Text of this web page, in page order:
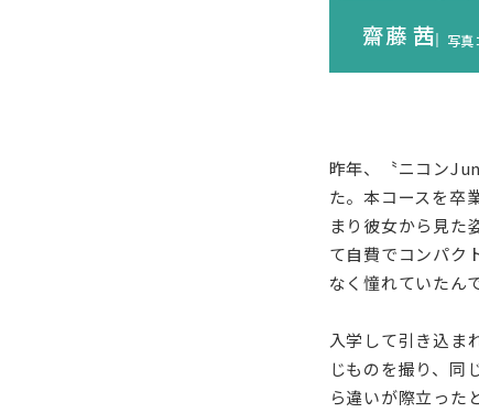
齋藤 茜 写真
昨年、〝ニコン
た。本コースを卒
まり彼女から見た
て自費でコンパク
なく憧れていたん
入学して引き込ま
じものを撮り、同
ら違いが際立った